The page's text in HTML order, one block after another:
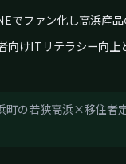
けITリテラシー向上
町の若狭高浜×移住者